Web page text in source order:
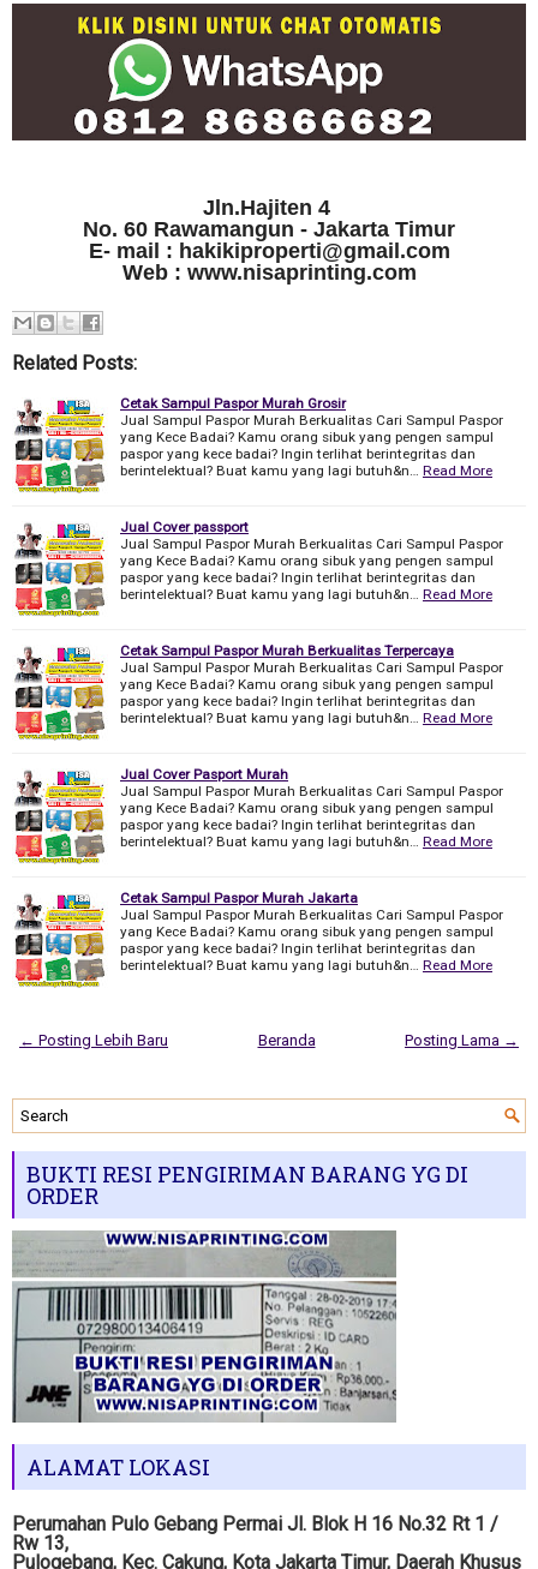
Jln.Hajiten 4
No. 60 Rawamangun - Jakarta Timur
E- mail : hakikiproperti@gmail.com
Web : www.nisaprinting.com
Related Posts:
Cetak Sampul Paspor Murah Grosir
Jual Sampul Paspor Murah Berkualitas Cari Sampul Paspor
yang Kece Badai? Kamu orang sibuk yang pengen sampul
paspor yang kece badai? Ingin terlihat berintegritas dan
berintelektual? Buat kamu yang lagi butuh&n…
Read More
Jual Cover passport
Jual Sampul Paspor Murah Berkualitas Cari Sampul Paspor
yang Kece Badai? Kamu orang sibuk yang pengen sampul
paspor yang kece badai? Ingin terlihat berintegritas dan
berintelektual? Buat kamu yang lagi butuh&n…
Read More
Cetak Sampul Paspor Murah Berkualitas Terpercaya
Jual Sampul Paspor Murah Berkualitas Cari Sampul Paspor
yang Kece Badai? Kamu orang sibuk yang pengen sampul
paspor yang kece badai? Ingin terlihat berintegritas dan
berintelektual? Buat kamu yang lagi butuh&n…
Read More
Jual Cover Pasport Murah
Jual Sampul Paspor Murah Berkualitas Cari Sampul Paspor
yang Kece Badai? Kamu orang sibuk yang pengen sampul
paspor yang kece badai? Ingin terlihat berintegritas dan
berintelektual? Buat kamu yang lagi butuh&n…
Read More
Cetak Sampul Paspor Murah Jakarta
Jual Sampul Paspor Murah Berkualitas Cari Sampul Paspor
yang Kece Badai? Kamu orang sibuk yang pengen sampul
paspor yang kece badai? Ingin terlihat berintegritas dan
berintelektual? Buat kamu yang lagi butuh&n…
Read More
← Posting Lebih Baru Posting Lama →
Beranda
BUKTI RESI PENGIRIMAN BARANG YG DI
ORDER
ALAMAT LOKASI
Perumahan Pulo Gebang Permai Jl. Blok H 16 No.32 Rt 1 /
Rw 13,
Pulogebang, Kec. Cakung, Kota Jakarta Timur, Daerah Khusus